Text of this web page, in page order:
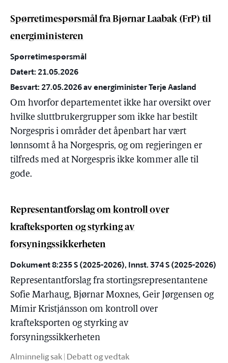
Spørretimespørsmål fra Bjørnar Laabak (FrP) til
energiministeren
Spørretimespørsmål
Datert: 21.05.2026
Besvart: 27.05.2026 av energiminister Terje Aasland
Om hvorfor departementet ikke har oversikt over
hvilke sluttbrukergrupper som ikke har bestilt
Norgespris i områder det åpenbart har vært
lønnsomt å ha Norgespris, og om regjeringen er
tilfreds med at Norgespris ikke kommer alle til
gode.
Representantforslag om kontroll over
krafteksporten og styrking av
forsyningssikkerheten
Dokument 8:235 S (2025-2026), Innst. 374 S (2025-2026)
Representantforslag fra stortingsrepresentantene
Sofie Marhaug, Bjørnar Moxnes, Geir Jørgensen og
Mímir Kristjánsson om kontroll over
krafteksporten og styrking av
forsyningssikkerheten
Alminnelig sak | Debatt og vedtak